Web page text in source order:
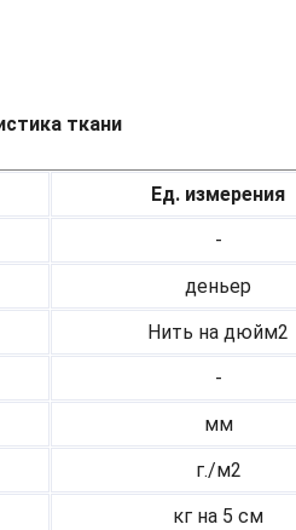
ткани
Ед. измерения
-
деньер
Нить на дюйм2
-
мм
г./м2
кг на 5 см